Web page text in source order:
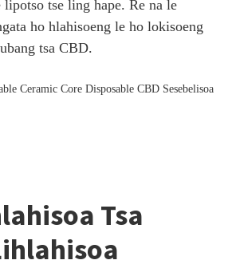
lipotso tse ling hape. Re na le
ho hlahisoeng le ho lokisoeng
tsa CBD.
Tsa